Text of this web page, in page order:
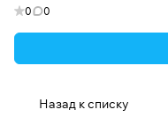
0 0
Назад к списку